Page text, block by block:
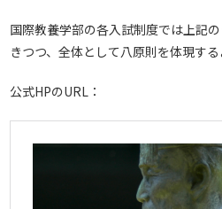
国際教養学部の各入試制度では上記
きつつ、全体として八原則を体現する
公式HPのURL：